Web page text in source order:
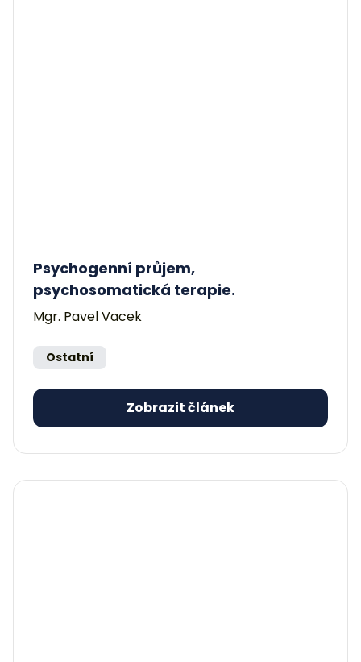
Psychogenní průjem,
psychosomatická terapie.
Mgr. Pavel Vacek
Ostatní
Zobrazit článek